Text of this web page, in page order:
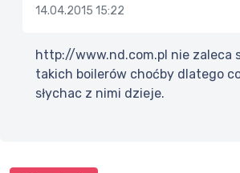
14.04.2015 15:22
http://www.nd.com.pl nie zaleca
takich boilerów choćby dlatego
słychac z nimi dzieje.